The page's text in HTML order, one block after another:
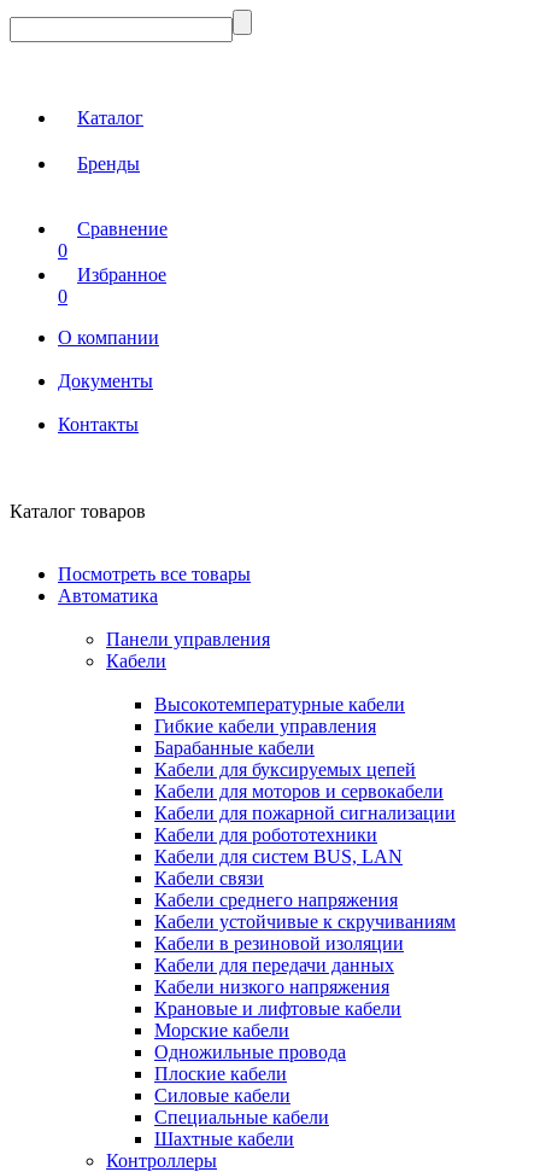
Каталог
Бренды
Сравнение
0
Избранное
0
О компании
Документы
Контакты
Каталог товаров
Посмотреть все товары
Автоматика
Панели управления
Кабели
Высокотемпературные кабели
Гибкие кабели управления
Барабанные кабели
Кабели для буксируемых цепей
Кабели для моторов и сервокабели
Кабели для пожарной сигнализации
Кабели для робототехники
Кабели для систем BUS, LAN
Кабели связи
Кабели среднего напряжения
Кабели устойчивые к скручиваниям
Кабели в резиновой изоляции
Кабели для передачи данных
Кабели низкого напряжения
Крановые и лифтовые кабели
Морские кабели
Одножильные провода
Плоские кабели
Силовые кабели
Специальные кабели
Шахтные кабели
Контроллеры